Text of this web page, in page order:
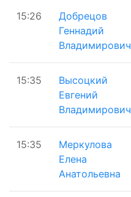
15:26
Добрецов
Геннадий
Владимирович
15:35
Высоцкий
Евгений
Владимирович
15:35
Меркулова
Елена
Анатольевна